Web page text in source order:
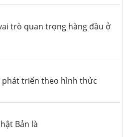
trò quan trọng hàng đầu ở
phát triển theo hình thức
Bản là